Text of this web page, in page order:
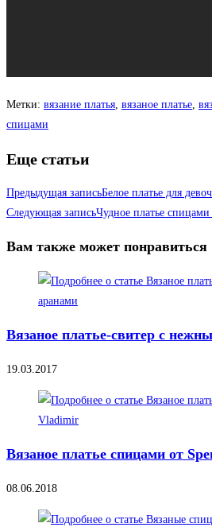
Метки: вязание платья, вязаное платье,
спицами
Еще статьи
Предыдущая записьБелое платье для
Следующая записьЧудное платье
Вам также может понравиться
Вязаное платье-свитер с
19.03.2017
Вязаное платье спицами от
08.06.2018